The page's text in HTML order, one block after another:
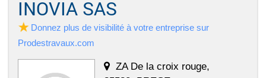
INOVIA SAS
Donnez plus de visibilité à votre entreprise sur
Prodestravaux.com
ZA De la croix rouge,